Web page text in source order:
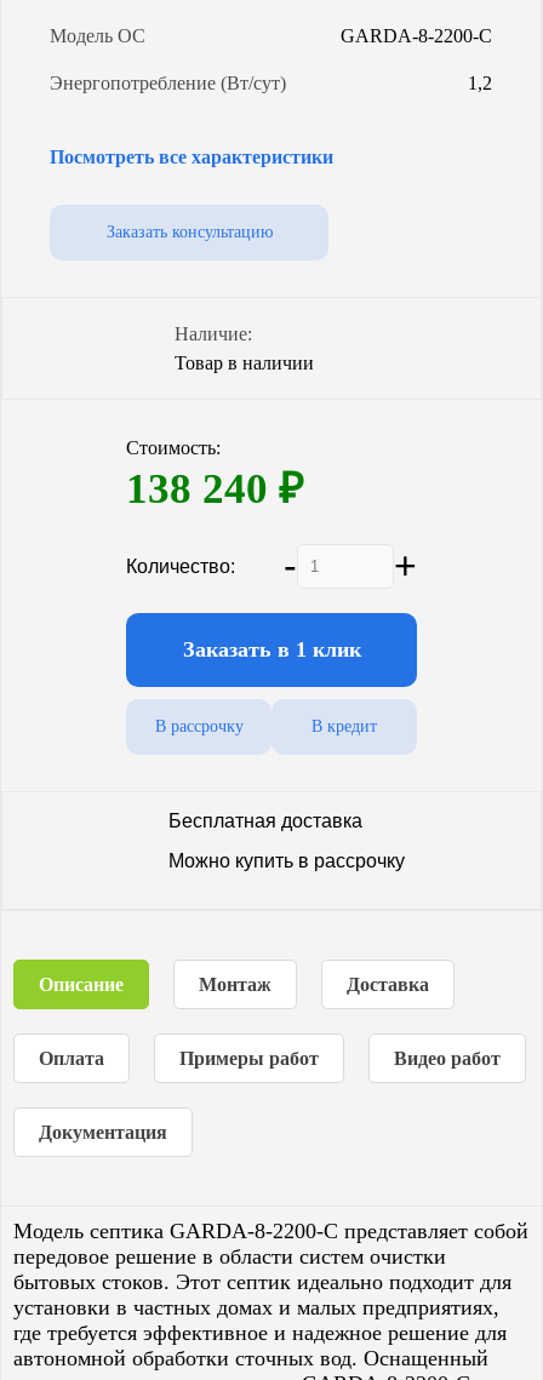
Модель ОС GARDA-8-2200-C
Энергопотребление (Вт/сут) 1,2
Количество насосов
Гарантия (от производителя)
Посмотреть все характеристики
Заказать консультацию
Наличие:
Товар в наличии
Стоимость:
138 240 ₽
Количество: - +
Заказать в 1 клик
В рассрочку В кредит
Бесплатная доставка
Можно купить в рассрочку
Описание Монтаж Доставка
Оплата Примеры работ Видео работ
Документация
Модель септика GARDA-8-2200-C представляет собой
передовое решение в области систем очистки
бытовых стоков. Этот септик идеально подходит для
установки в частных домах и малых предприятиях,
где требуется эффективное и надежное решение для
автономной обработки сточных вод. Оснащенный